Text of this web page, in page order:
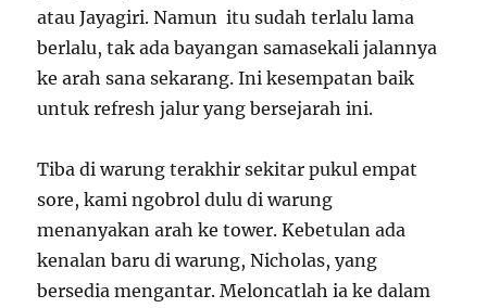
atau Jayagiri. Namun itu sudah terlalu lama
berlalu, tak ada bayangan samasekali jalannya
ke arah sana sekarang. Ini kesempatan baik
untuk refresh jalur yang bersejarah ini.
Tiba di warung terakhir sekitar pukul empat
sore, kami ngobrol dulu di warung
menanyakan arah ke tower. Kebetulan ada
kenalan baru di warung, Nicholas, yang
bersedia mengantar. Meloncatlah ia ke dalam